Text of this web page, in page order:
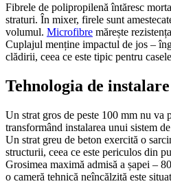
Fibrele de polipropilenă întăresc
straturi. În mixer, firele sunt
volumul. Microfibre mărește
Cuplajul menține impactul de jos –
clădirii, ceea ce este tipic pentru
Tehnologia de instalare
Un strat gros de peste 100 mm nu va
transformând instalarea unui sistem
Un strat greu de beton exercită o
structurii, ceea ce este periculos din
Grosimea maximă admisă a șapei –
o cameră tehnică neîncălzită este